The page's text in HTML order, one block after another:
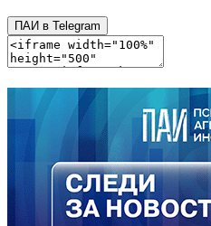
ПАИ в Telegram